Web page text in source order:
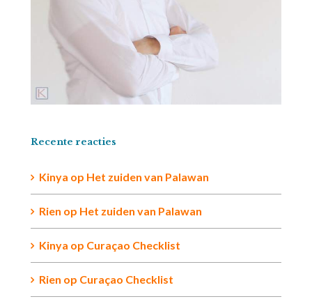
Recente reacties
Kinya op Het zuiden van Palawan
Rien op Het zuiden van Palawan
Kinya op Curaçao Checklist
Rien op Curaçao Checklist